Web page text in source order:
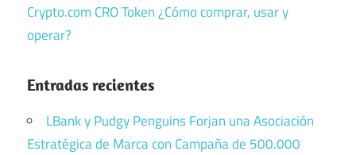
Crypto.com CRO Token ¿Cómo comprar, usar y
operar?
Entradas recientes
LBank y Pudgy Penguins Forjan una Asociación
Estratégica de Marca con Campaña de 500.000